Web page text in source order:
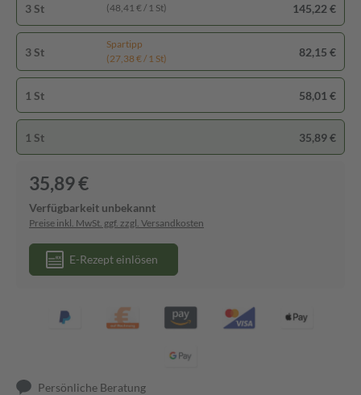
3 St (48,41 € / 1 St) 145,22 €
3 St
Spartipp
(27,38 € / 1 St)
82,15 €
1 St 58,01 €
1 St 35,89 €
35,89 €
Verfügbarkeit unbekannt
Preise inkl. MwSt. ggf. zzgl. Versandkosten
E-Rezept einlösen
Persönliche Beratung